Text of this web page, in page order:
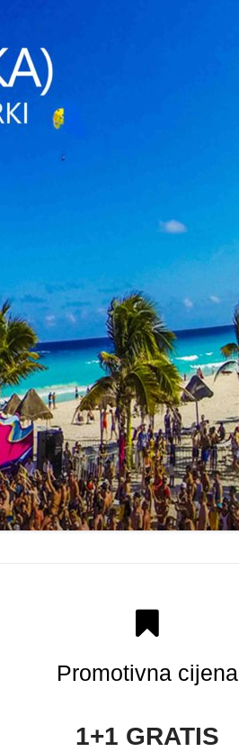
Promotivna cijena
1+1 GRATIS